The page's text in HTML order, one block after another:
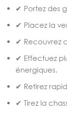
✔ Portez des
✔ Placez la
✔ Recouvrez
✔ Effectuez
énergiques.
✔ Retirez
✔ Tirez la